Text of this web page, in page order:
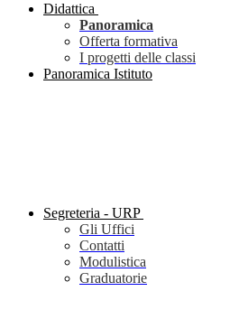
Didattica
Panoramica
Offerta formativa
I progetti delle classi
Panoramica Istituto
Segreteria - URP
Gli Uffici
Contatti
Modulistica
Graduatorie